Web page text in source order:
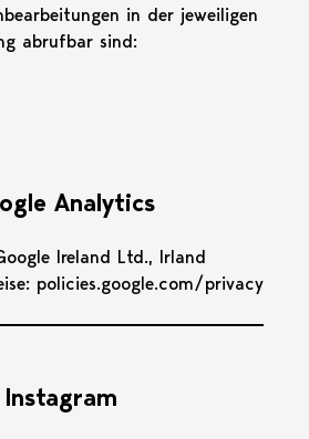
in der jeweiligen
abrufbar sind:
Analytics
Ireland Ltd., Irland
policies.google.com/privacy
Instagram